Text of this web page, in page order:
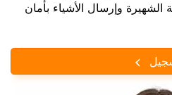
الشهيرة وإرسال الأشياء بأمان